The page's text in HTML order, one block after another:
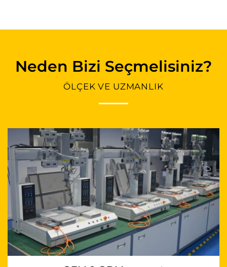
Neden Bizi Seçmelisiniz?
ÖLÇEK VE UZMANLIK